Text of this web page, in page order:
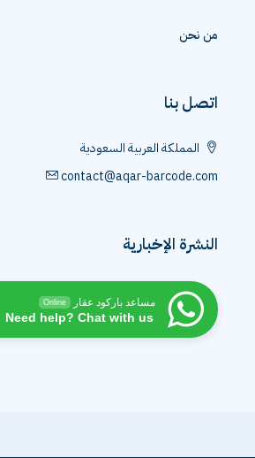
من نحن
اتصل بنا
المملكة العربية السعودية
contact@aqar-barcode.com
النشرة الإخبارية
مساعد باركود عقار Online
Need help? Chat with us